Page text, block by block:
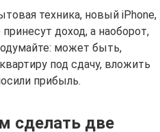
техника, новый iPhone,
доход, а наоборот,
может быть,
под сдачу, вложить
прибыль.
сделать две